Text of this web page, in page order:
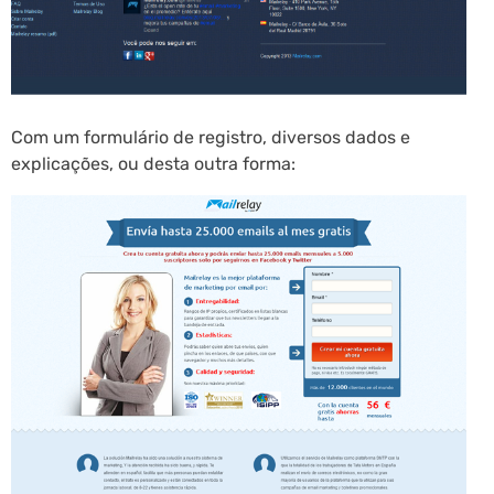
Com um formulário de registro, diversos dados e
explicações, ou desta outra forma: